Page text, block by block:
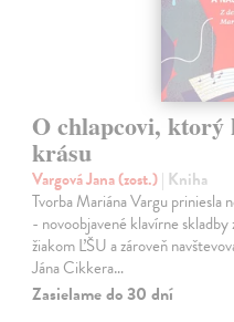
O chlapcovi,
krásu
Vargová Jana (zost.)| Kniha
Tvorba Mariána Vargu priniesla
- novoobjavené klavírne
žiakom ĽŠU a zároveň
Jána Cikkera…
Zasielame do 30 dní